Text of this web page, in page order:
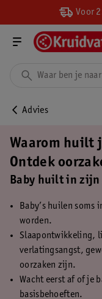
Voor
Advies
Waarom huilt
Ontdek
Baby huilt in
Baby’s huilen soms
worden.
Slaapontwikkeling,
verlatingsangst,
oorzaken zijn.
Wacht eerst af of je
basisbehoeften.